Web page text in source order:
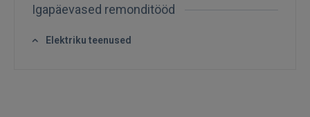
Sisene
Igapäevased remonditööd
Elektriku teenused